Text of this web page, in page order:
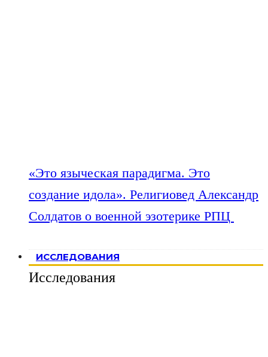
«Это языческая парадигма. Это
создание идола». Религиовед Александр
Солдатов о военной эзотерике РПЦ
ИССЛЕДОВАНИЯ
Исследования